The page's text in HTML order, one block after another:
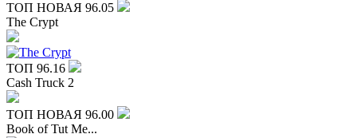
ТОП НОВАЯ 96.05
The Crypt
ТОП 96.16
Cash Truck 2
ТОП НОВАЯ 96.00
Book of Tut Me...